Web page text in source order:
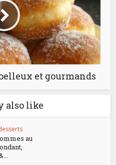
et gourmands
also like
au